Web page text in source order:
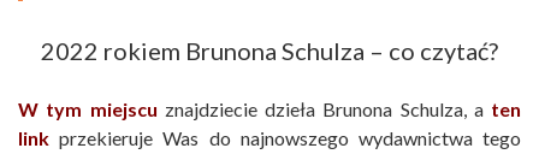
2022 rokiem Brunona Schulza – co czytać?
W tym miejscu znajdziecie dzieła Brunona Schulza, a ten
link przekieruje Was do najnowszego wydawnictwa tego